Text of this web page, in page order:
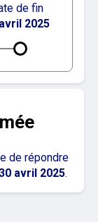
de fin
2025
de répondre
avril 2025.